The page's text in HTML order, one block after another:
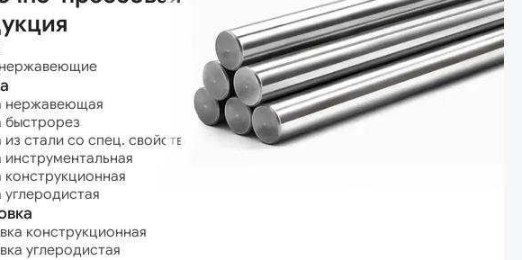
нержавеющая
быстрорез
стали со спец. свойствами
инструментальная
конструкционная
углеродистая
конструкционная
углеродистая